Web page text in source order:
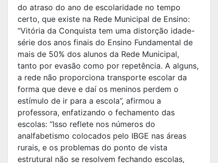
do atraso do ano de escolaridade no tempo
certo, que existe na Rede Municipal de Ensino:
“Vitória da Conquista tem uma distorção idade-
série dos anos finais do Ensino Fundamental de
mais de 50% dos alunos da Rede Municipal,
tanto por evasão como por repetência. A alguns,
a rede não proporciona transporte escolar da
forma que deve e daí os meninos perdem o
estímulo de ir para a escola”, afirmou a
professora, enfatizando o fechamento das
escolas: “Isso reflete nos números do
analfabetismo colocados pelo IBGE nas áreas
rurais, e os problemas do ponto de vista
estrutural não se resolvem fechando escolas,